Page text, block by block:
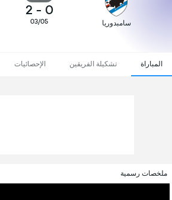
سامبدوريا
0
-
2
03/05
المباراة تشكيلة الفريقين الإحصائيات
ملخصات رسمية